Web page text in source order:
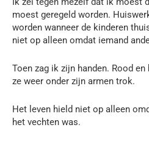
moest geregeld worden.
worden wanneer de kinderen
niet op alleen omdat iemand
Toen zag ik zijn handen. Rood
ze weer onder zijn armen trok.
Het leven hield niet op alleen
het vechten was.